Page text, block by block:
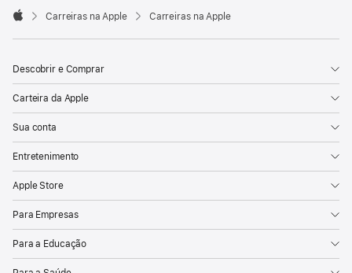

Carreiras na Apple Carreiras na Apple
Descobrir e Comprar
Carteira da Apple
Sua conta
Entretenimento
Apple Store
Para Empresas
Para a Educação